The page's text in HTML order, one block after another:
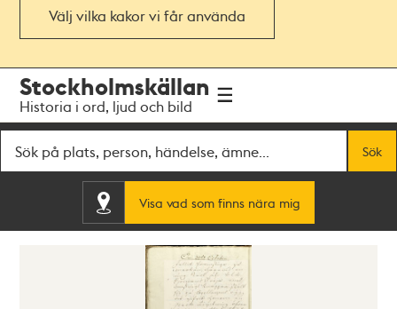
Välj vilka kakor vi får använda
navigationen
huvudinnehållet
Stockholmskällan
Historia i ord, ljud och bild
Sök
Visa vad som finns nära mig